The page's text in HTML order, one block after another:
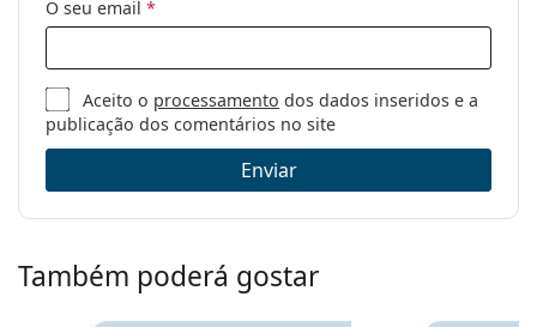
O seu email *
Aceito o processamento dos dados inseridos e a
publicação dos comentários no site
Enviar
Também poderá gostar